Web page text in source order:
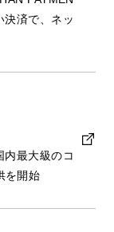
決済で、ネッ
内最大級のコ
を開始